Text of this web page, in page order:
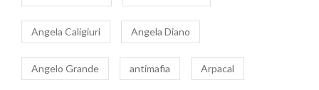
Angela Caligiuri Angela Diano
Angelo Grande antimafia Arpacal